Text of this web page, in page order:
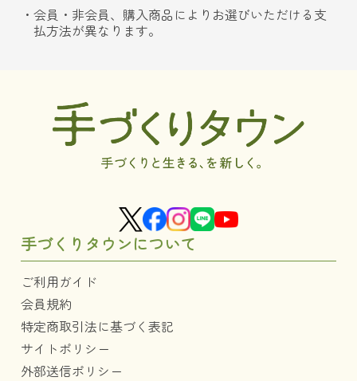
会員・非会員、購入商品によりお選びいただける支
払方法が異なります。
手づくりタウンについて
ご利用ガイド
会員規約
特定商取引法に基づく表記
サイトポリシー
外部送信ポリシー